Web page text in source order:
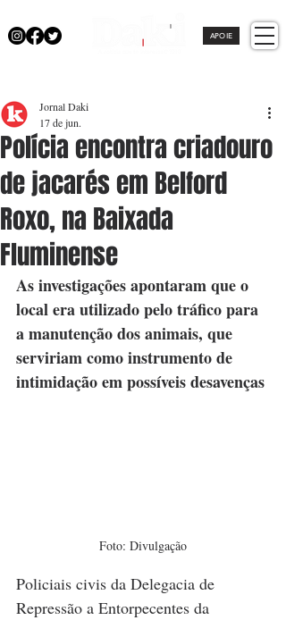
APOIE
Polícia encontra criadouro
de jacarés em Belford
Roxo, na Baixada
Fluminense
Jornal Daki
17 de jun.
As investigações apontaram que o
local era utilizado pelo tráfico para
a manutenção dos animais, que
serviriam como instrumento de
intimidação em possíveis desavenças
Foto: Divulgação
Policiais civis da Delegacia de
Repressão a Entorpecentes da